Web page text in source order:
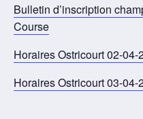
Bulletin d’inscription
Course
Horaires Ostricourt 02-04-
Horaires Ostricourt 03-04-